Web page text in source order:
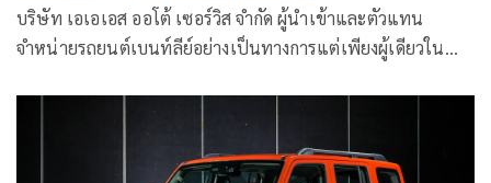
บริษัท เอเอเอส ออโต้ เซอร์วิส จำกัด ผู้นำเข้าและตัวแทน
จำหน่ายรถยนต์เบนท์ลีย์อย่างเป็นทางการแต่เพียงผู้เดียวใน